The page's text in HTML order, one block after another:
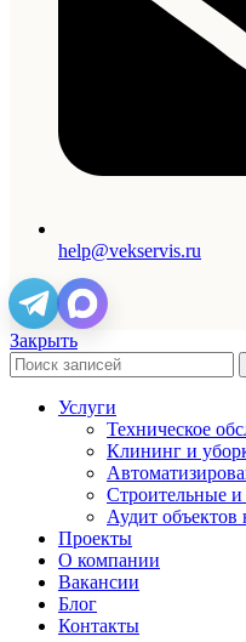
help@vekservis.ru
Закрыть
Услуги
Техническое
Клининг и
Строительные
Аудит
Проекты
О компании
Вакансии
Блог
Контакты